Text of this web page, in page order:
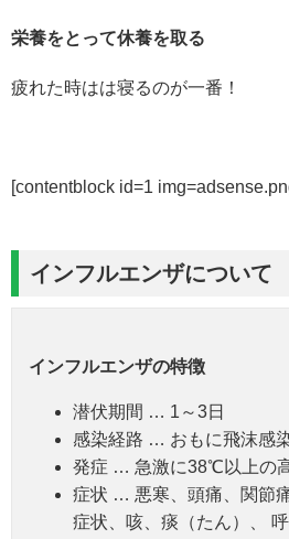
栄養をとって休養を取る
疲れた時はは寝るのが一番！
[contentblock id=1
インフルエンザについて
インフルエンザの特徴
潜伏期間 … 1～3日
感染経路 … おもに飛沫感
発症 … 急激に38℃以上の
症状 … 悪寒、頭痛、関節
症状、咳、痰（たん）、